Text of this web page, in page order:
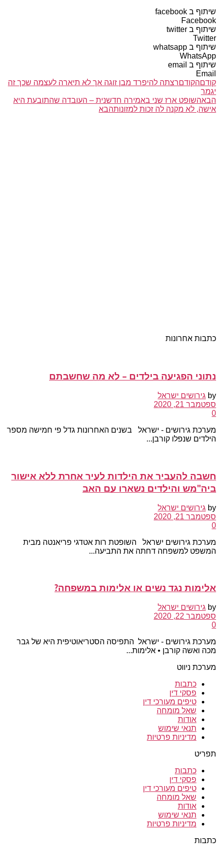
שיתוף ב facebook
Facebook
שיתוף ב twitter
Twitter
שיתוף ב whatsapp
WhatsApp
שיתוף ב email
Email
קודםהקודםרצתה להיפרד מבן זוגה אך לא תיארה לעצמה שכך זה
יגמר
הבאהשופט ארז שני באמירה חדשנית – העובדה שהתובעת היא
אישה, לא מקנה לה זכות למזונותהבא
כתבות אחרונות
נתוני הפגיעה בילדים – לא מה שחשבתם
by גירושים ישראל
ספטמבר 21, 2020
0
מערכת גירושים - ישראל בשנים האחרונות גדל פי חמישה מספר
הילדים שנפלו קורבן...
חשבה להעביר את הילדות לעיר אחרת ללא אישור
ביה"מש והילדים נשארו עם האב
by גירושים ישראל
ספטמבר 21, 2020
0
מערכת גירושים ישראל השופטת רות אטדגי פריאנטה מבית
המשפט למשפחה דחתה את התביעה...
אלימות נגד נשים או אלימות במשפחה?
by גירושים ישראל
ספטמבר 22, 2020
0
מערכת גירושים - ישראל התפיסה הסטריאוטיפית היא של גבר
מכה ואשה קורבן • אלימות...
מערכת ניווט
כתבות
פסקי דין
טיפים מעורכי דין
שאל מומחה
אודות
תנאי שימוש
מדיניות פרטיות
תפריט
כתבות
פסקי דין
טיפים מעורכי דין
שאל מומחה
אודות
תנאי שימוש
מדיניות פרטיות
כתבות